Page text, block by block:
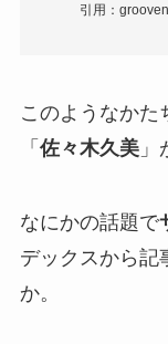
引用：
このようなかた
「 佐々木久美」
なにかの話題で
デックスから記
か。